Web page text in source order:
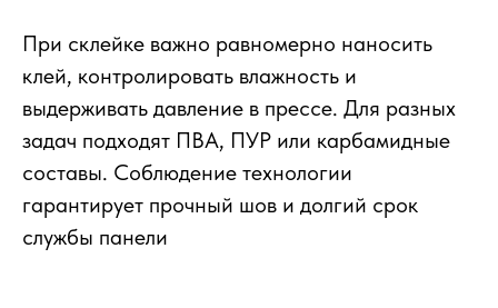
При склейке важно равномерно наносить
клей, контролировать влажность и
выдерживать давление в прессе. Для разных
задач подходят ПВА, ПУР или карбамидные
составы. Соблюдение технологии
гарантирует прочный шов и долгий срок
службы панели